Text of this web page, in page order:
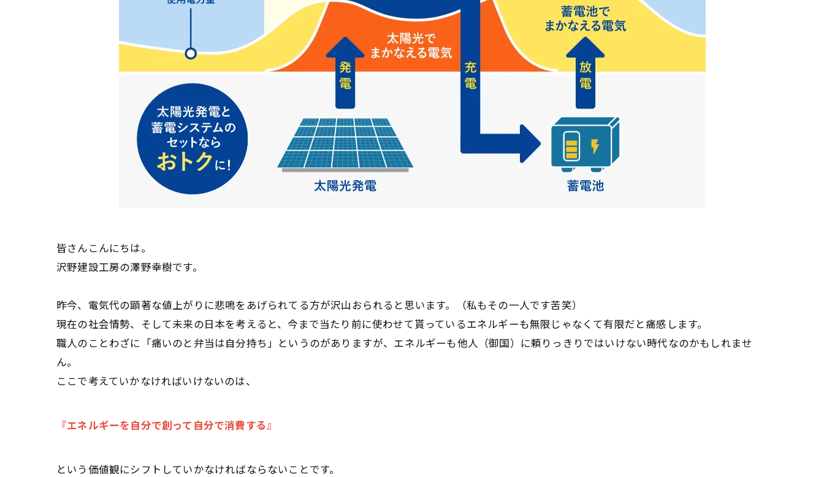
皆さんこんにちは。
沢野建設工房の澤野幸樹です。
昨今、電気代の顕著な値上がりに悲鳴をあげられてる方が沢山おられると思います。（私もその一人です苦笑）
現在の社会情勢、そして未来の日本を考えると、今まで当たり前に使わせて貰っているエネルギーも無限じゃなくて有限だと痛感します。
職人のことわざに「痛いのと弁当は自分持ち」というのがありますが、エネルギーも他人（御国）に頼りっきりではいけない時代なのかもしれませ
ん。
ここで考えていかなければいけないのは、
『エネルギーを自分で創って自分で消費する』
という価値観にシフトしていかなければならないことです。